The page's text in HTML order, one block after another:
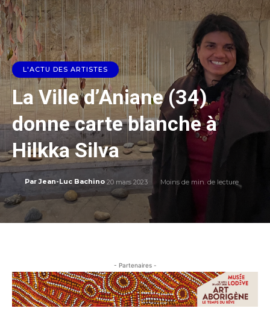
L'ACTU DES ARTISTES
La Ville d’Aniane (34)
donne carte blanche à
Hilkka Silva
Par Jean-Luc Bachino 20 mars 2023 Moins de min. de lecture
- Partenaires -